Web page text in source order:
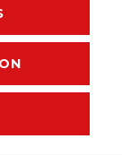
originale